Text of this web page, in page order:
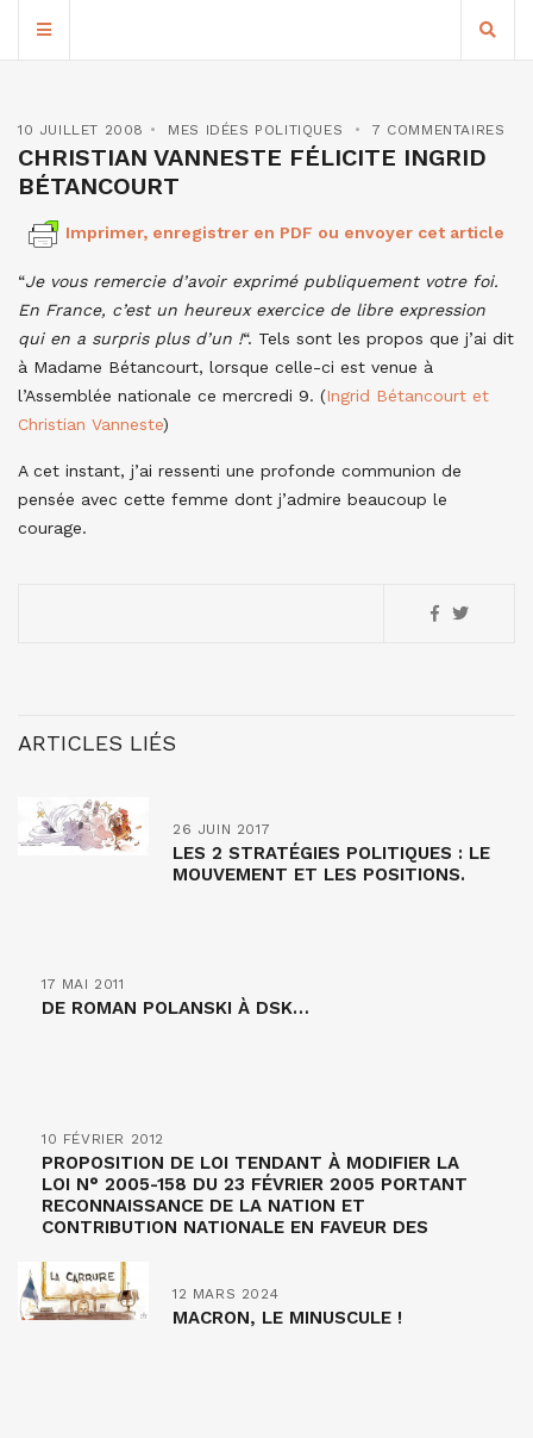
10 JUILLET 2008 MES IDÉES POLITIQUES 7 COMMENTAIRES
CHRISTIAN VANNESTE FÉLICITE INGRID
BÉTANCOURT
Imprimer, enregistrer en PDF ou envoyer cet article
“Je vous remercie d’avoir exprimé publiquement votre foi.
En France, c’est un heureux exercice de libre expression
qui en a surpris plus d’un !“. Tels sont les propos que j’ai dit
à Madame Bétancourt, lorsque celle-ci est venue à
l’Assemblée nationale ce mercredi 9. (Ingrid Bétancourt et
Christian Vanneste)
A cet instant, j’ai ressenti une profonde communion de
pensée avec cette femme dont j’admire beaucoup le
courage.
ARTICLES LIÉS
26 JUIN 2017
LES 2 STRATÉGIES POLITIQUES : LE
MOUVEMENT ET LES POSITIONS.
17 MAI 2011
DE ROMAN POLANSKI À DSK…
10 FÉVRIER 2012
PROPOSITION DE LOI TENDANT À MODIFIER LA
LOI N° 2005-158 DU 23 FÉVRIER 2005 PORTANT
RECONNAISSANCE DE LA NATION ET
CONTRIBUTION NATIONALE EN FAVEUR DES
12 MARS 2024
MACRON, LE MINUSCULE !